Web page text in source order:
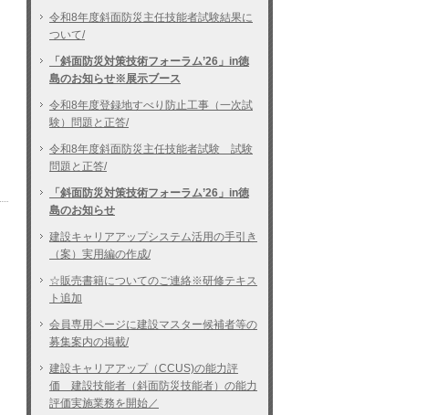
令和8年度斜面防災主任技能者試験結果に
ついて/
「斜面防災対策技術フォーラム’26」in徳
島のお知らせ※展示ブース
令和8年度登録地すべり防止工事（一次試
験）問題と正答/
令和8年度斜面防災主任技能者試験 試験
問題と正答/
「斜面防災対策技術フォーラム’26」in徳
島のお知らせ
建設キャリアアップシステム活用の手引き
（案）実用編の作成/
☆販売書籍についてのご連絡※研修テキス
ト追加
会員専用ページに建設マスター候補者等の
募集案内の掲載/
建設キャリアアップ（CCUS)の能力評
価 建設技能者（斜面防災技能者）の能力
評価実施業務を開始／